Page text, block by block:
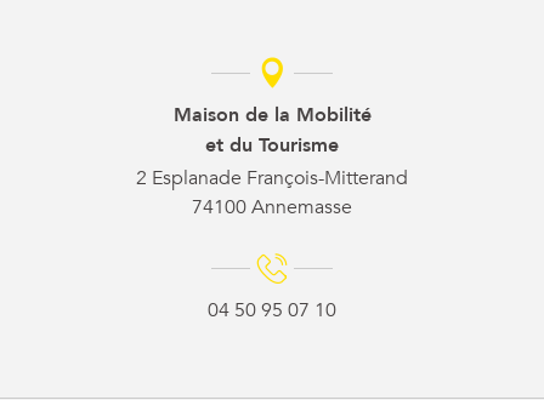
Maison de la Mobilité
et du Tourisme
2 Esplanade François-Mitterand
74100 Annemasse
04 50 95 07 10